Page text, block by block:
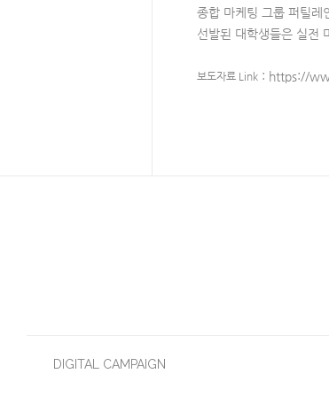
종합 마케팅 그룹 퍼틸레
선발된 대학생들은 실전
보도자료 Link ​ : https://
DIGITAL CAMPAIGN